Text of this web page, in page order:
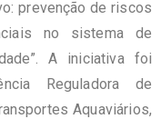
prevenção de riscos
no sistema de
A iniciativa foi
Reguladora de
Aquaviários,